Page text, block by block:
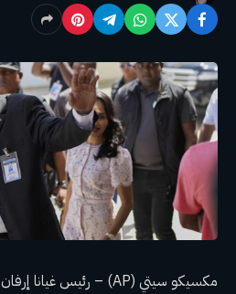
مكسيكو سيتي (AP) – رئيس غيانا